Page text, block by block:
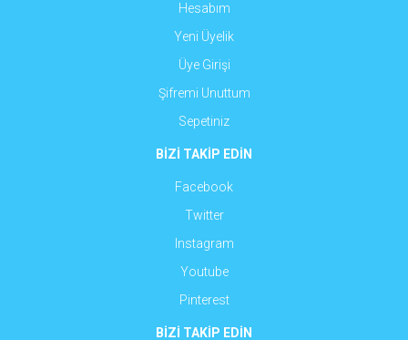
Hesabım
Yeni Üyelik
Üye Girişi
Şifremi Unuttum
Sepetiniz
BİZİ TAKİP EDİN
Facebook
Twitter
Instagram
Youtube
Pinterest
BİZİ TAKİP EDİN